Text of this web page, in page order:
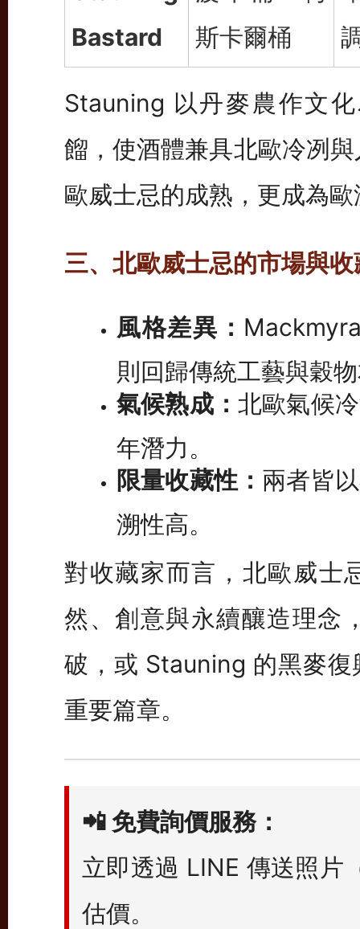
Bastard
斯卡爾桶
Stauning 以丹麥農作文
餾，使酒體兼具北歐冷冽
歐威士忌的成熟，更成為
三、北歐威士忌的市場與
風格差異：
則回歸傳統工藝與穀
氣候熟成：北歐氣候
年潛力。
限量收藏性： 兩者皆
溯性高。
對收藏家而言，北歐威
然、創意與永續釀造理念
破，或 Stauning 的黑麥
重要篇章。
📲免費詢價服務：
立即透過 LINE 傳送照片
估價。